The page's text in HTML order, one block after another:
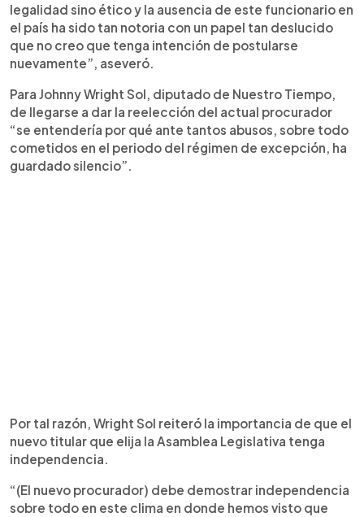
legalidad sino ético y la ausencia de este funcionario en
el país ha sido tan notoria con un papel tan deslucido
que no creo que tenga intención de postularse
nuevamente”, aseveró.
Para Johnny Wright Sol, diputado de Nuestro Tiempo,
de llegarse a dar la reelección del actual procurador
“se entendería por qué ante tantos abusos, sobre todo
cometidos en el periodo del régimen de excepción, ha
guardado silencio”.
Por tal razón, Wright Sol reiteró la importancia de que el
nuevo titular que elija la Asamblea Legislativa tenga
independencia.
“(El nuevo procurador) debe demostrar independencia
sobre todo en este clima en donde hemos visto que